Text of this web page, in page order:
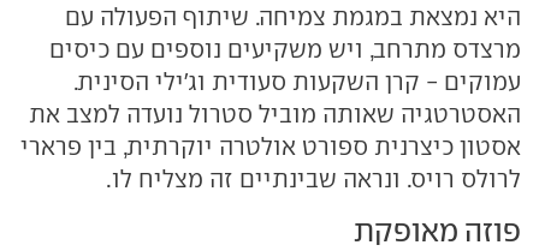
היא נמצאת במגמת צמיחה. שיתוף הפעולה עם
מרצדס מתרחב, ויש משקיעים נוספים עם כיסים
עמוקים - קרן השקעות סעודית וג'ילי הסינית.
האסטרטגיה שאותה מוביל סטרול נועדה למצב את
אסטון כיצרנית ספורט אולטרה יוקרתית, בין פרארי
לרולס רויס. ונראה שבינתיים זה מצליח לו.
פוזה מאופקת